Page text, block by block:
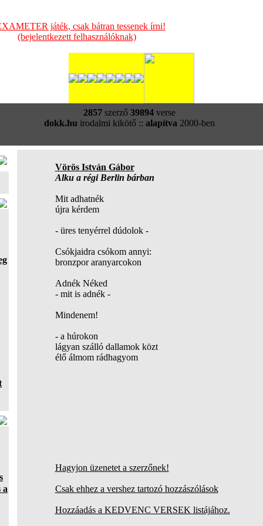
játék, csak bátran tessenek írni!
(bejelentkezett felhasználóknak)
2857szerző 39894verse
dokk.hu irodalmi kikötő :: alapítva 2000-ben
a
Vörös István Gábor
Alku a régi Berlin bárban
Mit adhatnék
újra kérdem
- üres tenyérrel dúdolok -
Csókjaidra csókom annyi:
bronzpor aranyarcokon
Adnék Néked
- mit is adnék -
Mindenem!
- a húrokon
lágyan szálló dallamok közt
élő álmom rádhagyom
Hagyjon üzenetet a szerzőnek!
Csak ehhez a vershez tartozó hozzászólások
Hozzáadás a KEDVENC VERSEK listájához.